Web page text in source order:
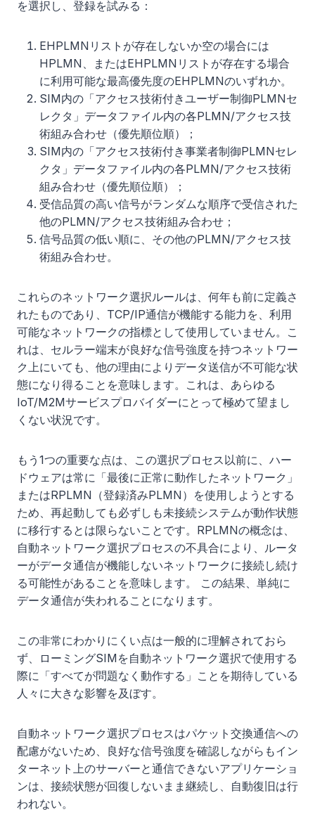
を選択し、登録を試みる：
EHPLMNリストが存在しないか空の場合には
HPLMN、またはEHPLMNリストが存在する場合
に利用可能な最高優先度のEHPLMNのいずれか。
SIM内の「アクセス技術付きユーザー制御PLMNセ
レクタ」データファイル内の各PLMN/アクセス技
術組み合わせ（優先順位順）；
SIM内の「アクセス技術付き事業者制御PLMNセレ
クタ」データファイル内の各PLMN/アクセス技術
組み合わせ（優先順位順）；
受信品質の高い信号がランダムな順序で受信された
他のPLMN/アクセス技術組み合わせ；
信号品質の低い順に、その他のPLMN/アクセス技
術組み合わせ。
これらのネットワーク選択ルールは、何年も前に定義さ
れたものであり、TCP/IP通信が機能する能力を、利用
可能なネットワークの指標として使用していません。こ
れは、セルラー端末が良好な信号強度を持つネットワー
ク上にいても、他の理由によりデータ送信が不可能な状
態になり得ることを意味します。これは、あらゆる
IoT/M2Mサービスプロバイダーにとって極めて望まし
くない状況です。
もう1つの重要な点は、この選択プロセス以前に、ハー
ドウェアは常に「最後に正常に動作したネットワーク」
またはRPLMN（登録済みPLMN）を使用しようとする
ため、再起動しても必ずしも未接続システムが動作状態
に移行するとは限らないことです。RPLMNの概念は、
自動ネットワーク選択プロセスの不具合により、ルータ
ーがデータ通信が機能しないネットワークに接続し続け
る可能性があることを意味します。 この結果、単純に
データ通信が失われることになります。
この非常にわかりにくい点は一般的に理解されておら
ず、ローミングSIMを自動ネットワーク選択で使用する
際に「すべてが問題なく動作する」ことを期待している
人々に大きな影響を及ぼす。
自動ネットワーク選択プロセスはパケット交換通信への
配慮がないため、良好な信号強度を確認しながらもイン
ターネット上のサーバーと通信できないアプリケーショ
ンは、接続状態が回復しないまま継続し、自動復旧は行
われない。